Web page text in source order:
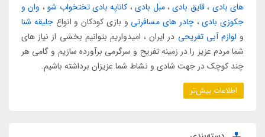
های بادی ،قایق بادی،مبل بادی، کاناپه بادی تختخواب شو، وان و
جکوزی بادی،چادر های مسافرتی و بازی کودکان و انواعجلیقه شنا
و لوازم آبی تفریحی در ایران ، امیدواریم بتوانیم بخشی از نیاز های
شما مردم عزیز را در زمینه تفریح و سرگرمی برآورده سازیم و گامی هر
چند کوچک در جهت شادی و نشاط شما عزیزان برداشته باشیم.
اطلاعات بیش‌تر